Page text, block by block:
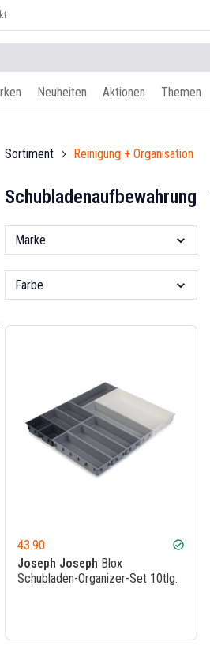
Neuheiten Aktionen Themen
Sortiment Reinigung + Organisation
Schubladenaufbewahrung
Marke
Farbe
43.90 check_circle
Joseph Joseph Blox
Schubladen-Organizer-Set 10tlg.